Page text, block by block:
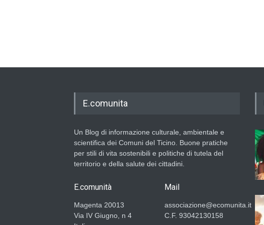
E.comunita
Un Blog di informazione culturale, ambientale e
scientifica dei Comuni del Ticino. Buone pratiche
per stili di vita sostenibili e politiche di tutela del
territorio e della salute dei cittadini.
E.comunità
Magenta 20013
Via IV Giugno, n 4
Mail
associazione@ecomunita.it
C.F. 93042130158